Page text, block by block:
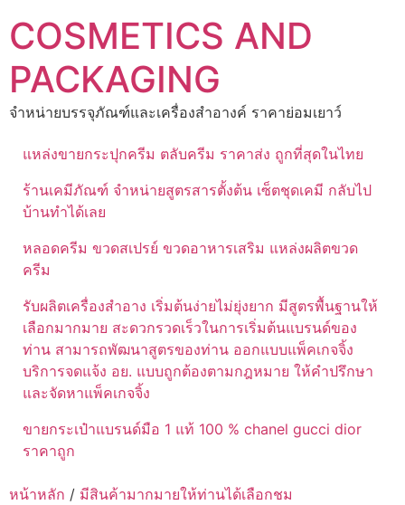
to
content
COSMETICS AND
PACKAGING
จำหน่ายบรรจุภัณฑ์และเครื่องสำอางค์ ราคาย่อมเยาว์
แหล่งขายกระปุกครีม ตลับครีม ราคาส่ง ถูกที่สุดในไทย
ร้านเคมีภัณฑ์ จำหน่ายสูตรสารตั้งต้น เซ็ตชุดเคมี กลับไป
บ้านทำได้เลย
หลอดครีม ขวดสเปรย์ ขวดอาหารเสริม แหล่งผลิตขวด
ครีม
รับผลิตเครื่องสำอาง เริ่มต้นง่ายไม่ยุ่งยาก มีสูตรพื้นฐานให้
เลือกมากมาย สะดวกรวดเร็วในการเริ่มต้นแบรนด์ของ
ท่าน สามารถพัฒนาสูตรของท่าน ออกแบบแพ็คเกจจิ้ง
บริการจดแจ้ง อย. แบบถูกต้องตามกฎหมาย ให้คำปรึกษา
และจัดหาแพ็คเกจจิ้ง
ขายกระเป๋าแบรนด์มือ 1 แท้ 100 % chanel gucci dior
ราคาถูก
หน้าหลัก / มีสินค้ามากมายให้ท่านได้เลือกชม